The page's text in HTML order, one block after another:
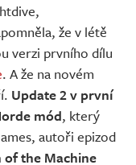
že v létě
verzi prvního dílu
. A že na novém
Update 2 v první
mód, který
autoři epizod
of the Machine